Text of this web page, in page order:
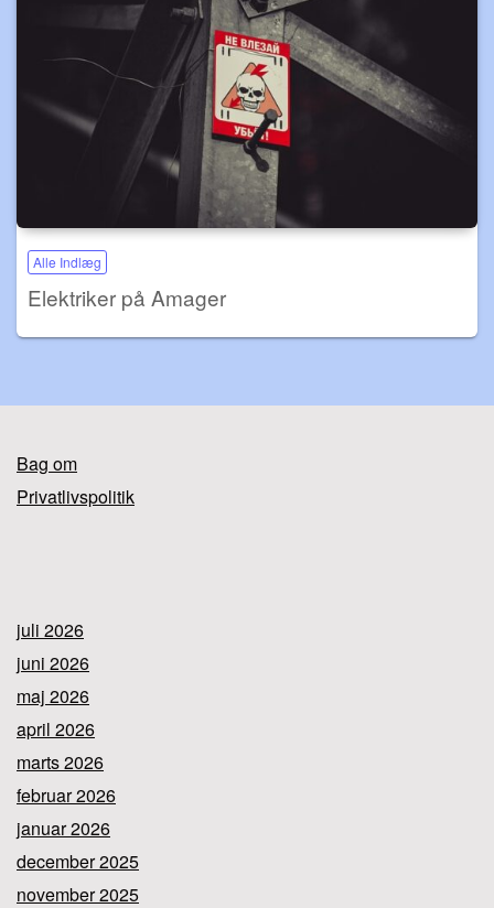
Alle Indlæg
Elektriker på Amager
Bag om
Privatlivspolitik
juli 2026
juni 2026
maj 2026
april 2026
marts 2026
februar 2026
januar 2026
december 2025
november 2025